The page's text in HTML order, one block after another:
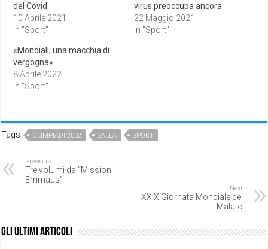
del Covid
10 Aprile 2021
In "Sport"
virus preoccupa ancora
22 Maggio 2021
In "Sport"
«Mondiali, una macchia di
vergogna»
8 Aprile 2022
In "Sport"
Tags OLIMPIADI 2032 SALLA SPORT
Previous
Tre volumi da “Missioni
Emmaus”
Next
XXIX Giornata Mondiale del
Malato
Gli ultimi articoli